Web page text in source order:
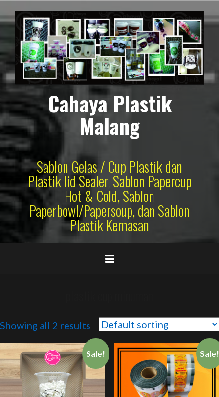
ke
konten
Cahaya Plastik
Malang
Sablon Gelas / Cup Plastik dan
Plastik lid Sealer, Sablon Papercup
Hot & Cold, Sablon
Paperbowl/Papersoup, dan Sablon
Plastik Kemasan
Showing all 2 results
Sale! Sale!